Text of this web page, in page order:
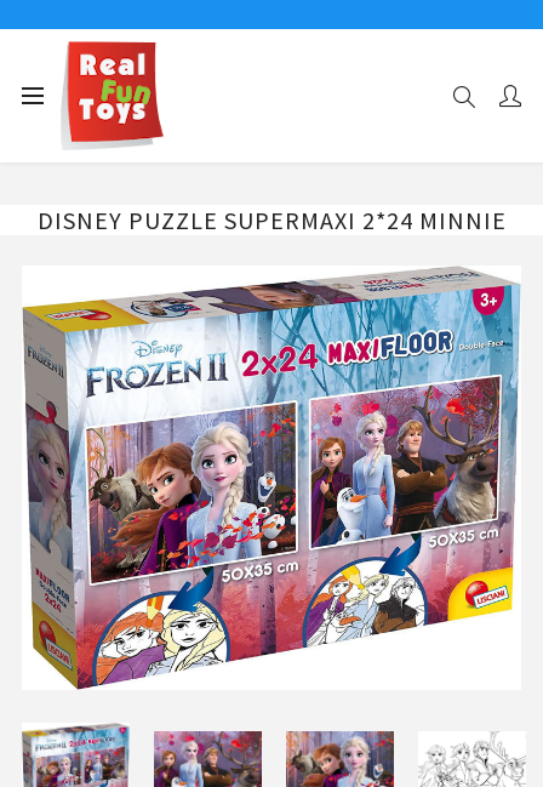
DISNEY PUZZLE SUPERMAXI 2*24 MINNIE
DISNEY PUZZLE SUPERMAXI 2*24 MINNIE